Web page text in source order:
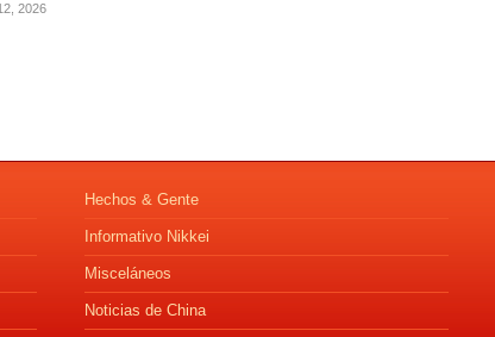
2026
Hechos & Gente
Informativo Nikkei
Misceláneos
Noticias de China